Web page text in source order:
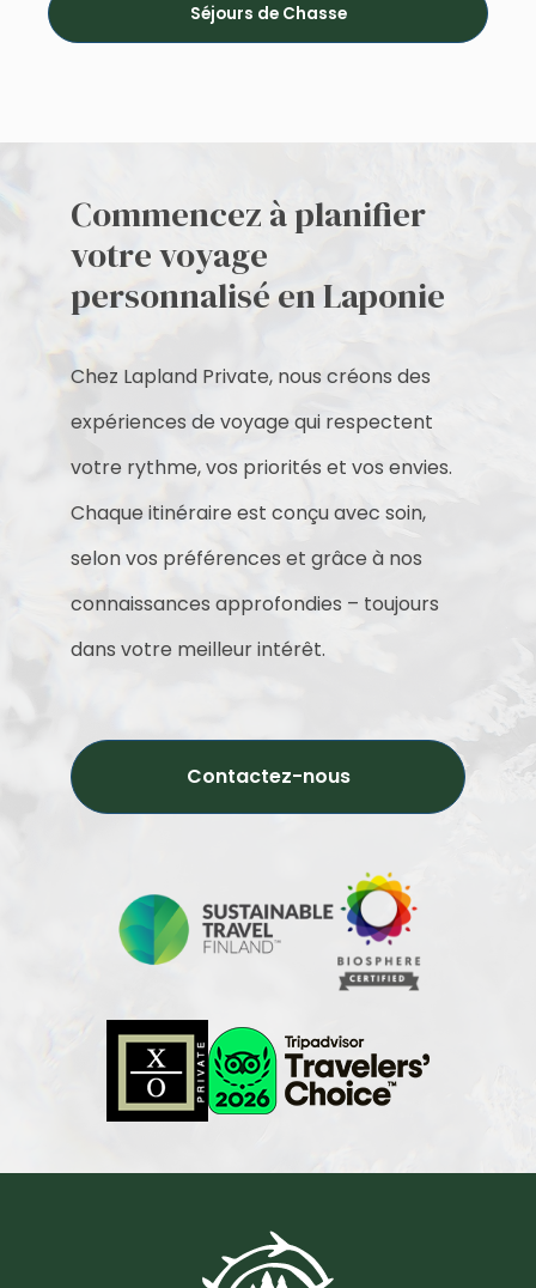
Séjours de Chasse
Commencez à planifier
votre voyage
personnalisé en Laponie
Chez Lapland Private, nous créons des
expériences de voyage qui respectent
votre rythme, vos priorités et vos envies.
Chaque itinéraire est conçu avec soin,
selon vos préférences et grâce à nos
connaissances approfondies – toujours
dans votre meilleur intérêt.
Contactez-nous